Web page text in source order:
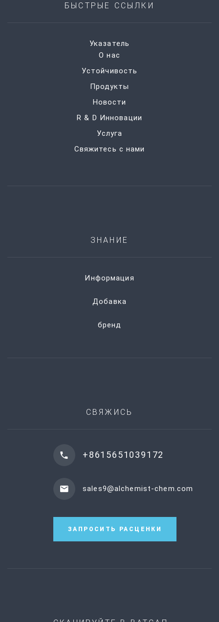
БЫСТРЫЕ ССЫЛКИ
Указатель
О нас
Устойчивость
Продукты
Новости
R & D Инновации
Услуга
Свяжитесь с нами
ЗНАНИЕ
Информация
Добавка
бренд
СВЯЖИСЬ
+8615651039172
sales9@alchemist-chem.com
ЗАПРОСИТЬ РАСЦЕНКИ